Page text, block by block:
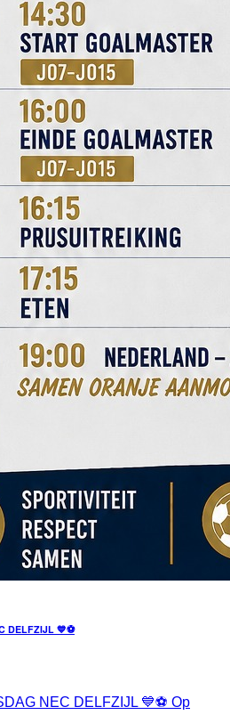
DELFZIJL 💙⚽
NEC DELFZIJL 💙⚽ Op